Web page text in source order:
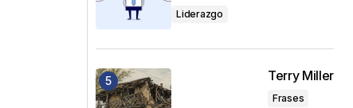
Liderazgo
Terry Miller
Frases